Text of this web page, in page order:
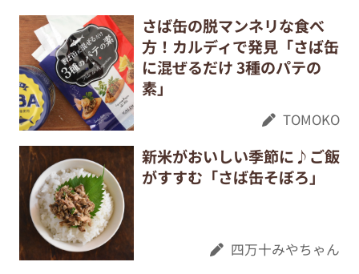
さば缶の脱マンネリな食べ
方！カルディで発見「さば缶
に混ぜるだけ 3種のパテの
素」
TOMOKO
新米がおいしい季節に♪ご飯
がすすむ「さば缶そぼろ」
四万十みやちゃん